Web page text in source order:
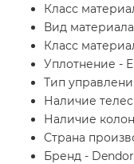
Класс
Вид
Класс
Уплотнение -
Тип
Наличие
Наличие
Страна
Бренд - Dendor